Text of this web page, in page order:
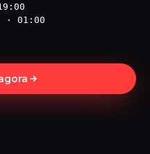
· 01:00